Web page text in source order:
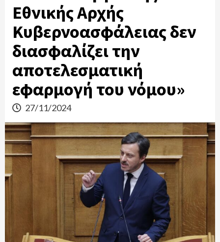
Εθνικής Αρχής
Κυβερνοασφάλειας δεν
διασφαλίζει την
αποτελεσματική
εφαρμογή του νόμου»
27/11/2024